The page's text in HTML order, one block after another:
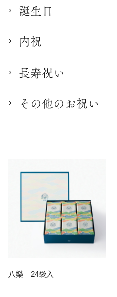
誕生日
内祝
長寿祝い
その他のお祝い
八樂 24袋入